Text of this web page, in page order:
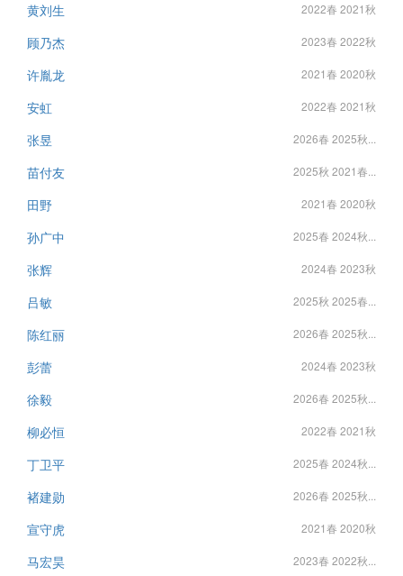
黄刘生 2022春 2021秋
顾乃杰 2023春 2022秋
许胤龙 2021春 2020秋
安虹 2022春 2021秋
张昱 2026春 2025秋...
苗付友 2025秋 2021春...
田野 2021春 2020秋
孙广中 2025春 2024秋...
张辉 2024春 2023秋
吕敏 2025秋 2025春...
陈红丽 2026春 2025秋...
彭蕾 2024春 2023秋
徐毅 2026春 2025秋...
柳必恒 2022春 2021秋
丁卫平 2025春 2024秋...
褚建勋 2026春 2025秋...
宣守虎 2021春 2020秋
马宏昊 2023春 2022秋...